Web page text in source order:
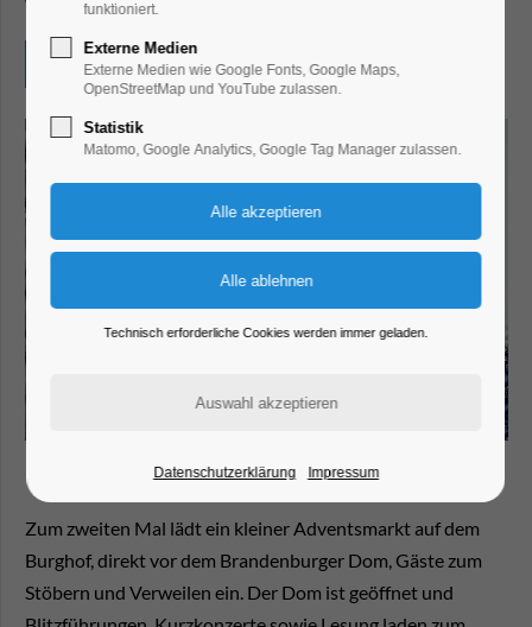
Eintritt frei
Zum zweiten Mal lädt ein kleiner Adventsmarkt auf dem
Burghof, direkt vor dem Brandenburger Dom, Gäste zum
Stöbern und Verweilen ein. Der Dom ist geöffnet und
funktioniert.
Externe Medien
Externe Medien wie Google Fonts, Google Maps,
OpenStreetMap und YouTube zulassen.
Statistik
Matomo, Google Analytics, Google Tag Manager zulassen.
Technisch erforderliche Cookies werden immer geladen.
Datenschutzerklärung Impressum